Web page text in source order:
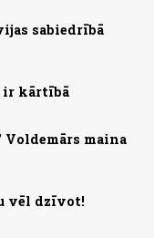
sabiedrībā
ir kārtībā
maina
vēl dzīvot!